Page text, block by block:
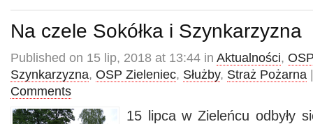
Na czele Sokółka i Szynkarzyzna
Published on 15 lip, 2018 at 13:44 in Aktualności,
Szynkarzyzna, OSP Zieleniec, Służby, Straż Pożarna
Comments
15 lipca w Zieleńcu odbyły